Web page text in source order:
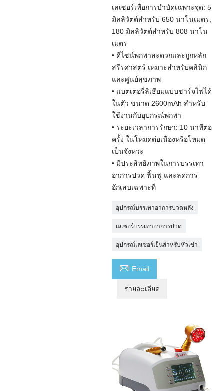
เลเซอร์เพื่อการบำบัดเฉพาะจุด: 5
มิลลิวัตต์สำหรับ 650 นาโนเมตร,
180 มิลลิวัตต์สำหรับ 808 นาโน
เมตร
• ดีไซน์พกพาสะดวกและถูกหลัก
สรีรศาสตร์ เหมาะสำหรับคลินิก
และศูนย์สุขภาพ
• แบตเตอรี่ลิเธียมแบบชาร์จไฟได้
ในตัว ขนาด 2600mAh สำหรับ
ใช้งานกับอุปกรณ์พกพา
• ระยะเวลาการรักษา: 10 นาทีต่อ
ครั้ง ในโหมดต่อเนื่องหรือโหมด
เป็นจังหวะ
• มีประสิทธิภาพในการบรรเทา
อาการปวด ฟื้นฟู และลดการ
อักเสบเฉพาะที่
อุปกรณ์บรรเทาอาการปวดหลัง
เลเซอร์บรรเทาอาการปวด
อุปกรณ์เลเซอร์เย็นสำหรับหัวเข่า
 Email
รายละเอียด